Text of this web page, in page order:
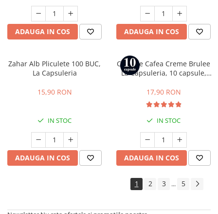
ADAUGA IN COS ADAUGA IN COS
Zahar Alb Pliculete 100 BUC,
La Capsuleria
15,90 RON
IN STOC
ADAUGA IN COS
Capsule Cafea Creme Brulee
La Capsuleria, 10 capsule,
17,90 RON
IN STOC
ADAUGA IN COS
1 2 3 ... 5